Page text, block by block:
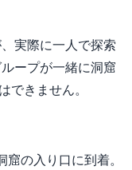
実際に一人で探索
ープが一緒に洞窟
できません。
の入り口に到着。